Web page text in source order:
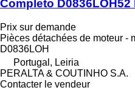
Completo
Prix sur demande
Pièces détachées de moteur -
D0836LOH
Portugal, Leiria
PERALTA & COUTINHO S.A.
Contacter le vendeur